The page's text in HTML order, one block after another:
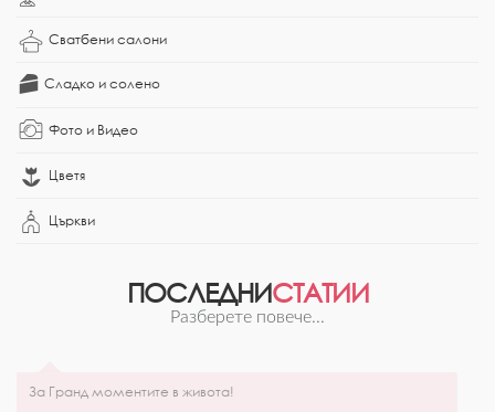
Сватбени салони
Сладко и солено
Фото и Видео
Цветя
Църкви
ПОСЛЕДНИСТАТИИ
Разберете повече...
За Гранд моментите в живота!